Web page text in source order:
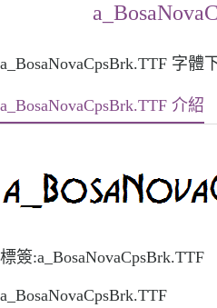
a_BosaNovaCpsBrk.TTF 字體
a_BosaNovaCpsBrk.TTF 介紹
標簽:a_BosaNovaCpsBrk.TTF
a_BosaNovaCpsBrk.TTF